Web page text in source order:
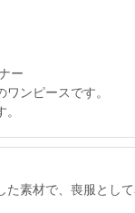
ー
ンピースです。
た素材で、喪服とし